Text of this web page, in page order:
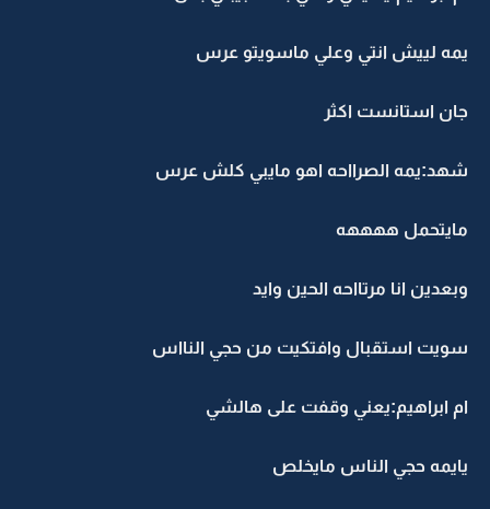
يمه لييش انتي وعلي ماسويتو عرس
جان استانست اكثر
شهد:يمه الصرااحه اهو مايبي كلش عرس
مايتحمل ههههه
وبعدين انا مرتااحه الحين وايد
سويت استقبال وافتكيت من حجي النااس
ام ابراهيم:يعني وقفت على هالشي
يايمه حجي الناس مايخلص